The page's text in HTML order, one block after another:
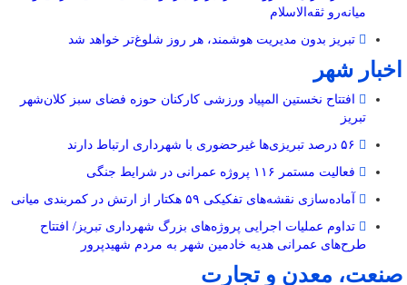
میانه‌رو ثقه‌الاسلام
تبریز بدون مدیریت هوشمند، هر روز شلوغ‌تر خواهد شد
اخبار شهر
افتتاح نخستین المپیاد ورزشی کارکنان حوزه فضای سبز کلان‌شهر
تبریز
فعالیت مستمر ۱۱۶ پروژه عمرانی در شرایط جنگی
آماده‌سازی نقشه‌های تفکیکی ۵۹ هکتار از ارتش در کمربندی میانی
تداوم عملیات اجرایی پروژه‌های بزرگ شهرداری تبریز/ افتتاح
طرح‌های عمرانی هدیه خادمین شهر به مردم شهیدپرور
صنعت، معدن و تجارت